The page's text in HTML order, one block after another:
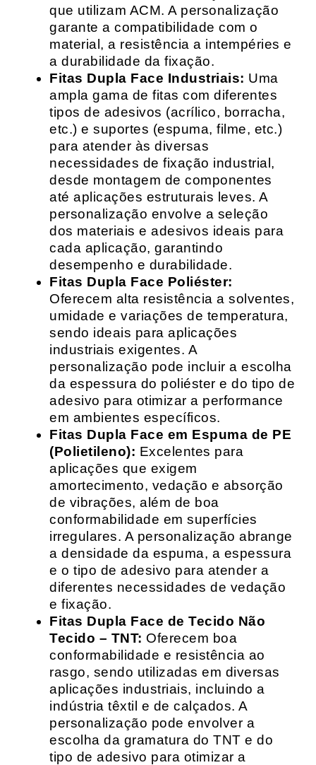
que utilizam ACM. A personalização
garante a compatibilidade com o
material, a resistência a intempéries e
a durabilidade da fixação.
Fitas Dupla Face Industriais: Uma
ampla gama de fitas com diferentes
tipos de adesivos (acrílico, borracha,
etc.) e suportes (espuma, filme, etc.)
para atender às diversas
necessidades de fixação industrial,
desde montagem de componentes
até aplicações estruturais leves. A
personalização envolve a seleção
dos materiais e adesivos ideais para
cada aplicação, garantindo
desempenho e durabilidade.
Fitas Dupla Face Poliéster:
Oferecem alta resistência a solventes,
umidade e variações de temperatura,
sendo ideais para aplicações
industriais exigentes. A
personalização pode incluir a escolha
da espessura do poliéster e do tipo de
adesivo para otimizar a performance
em ambientes específicos.
Fitas Dupla Face em Espuma de PE
(Polietileno): Excelentes para
aplicações que exigem
amortecimento, vedação e absorção
de vibrações, além de boa
conformabilidade em superfícies
irregulares. A personalização abrange
a densidade da espuma, a espessura
e o tipo de adesivo para atender a
diferentes necessidades de vedação
e fixação.
Fitas Dupla Face de Tecido Não
Tecido – TNT: Oferecem boa
conformabilidade e resistência ao
rasgo, sendo utilizadas em diversas
aplicações industriais, incluindo a
indústria têxtil e de calçados. A
personalização pode envolver a
escolha da gramatura do TNT e do
tipo de adesivo para otimizar a